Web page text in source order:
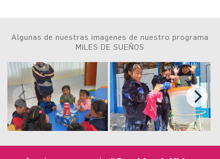
Algunas de nuestras imagenes de nuestro programa
MILES DE SUEÑOS